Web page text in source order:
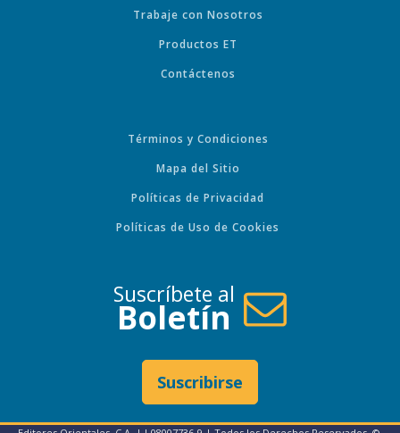
Trabaje con Nosotros
Productos ET
Contáctenos
Términos y Condiciones
Mapa del Sitio
Políticas de Privacidad
Políticas de Uso de Cookies
Suscríbete al
Boletín
Suscribirse